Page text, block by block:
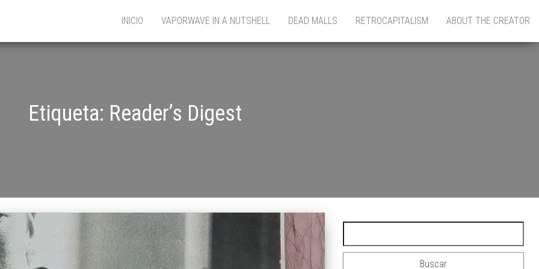
INICIO VAPORWAVE IN A NUTSHELL DEAD MALLS RETROCAPITALISM ABOUT THE CREATOR
Etiqueta: Reader’s Digest